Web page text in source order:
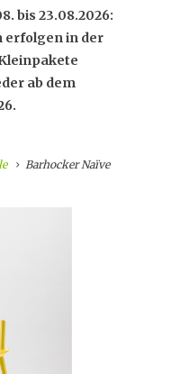
bis 23.08.2026:
erfolgen in der
ab dem
Barhocker Naïve